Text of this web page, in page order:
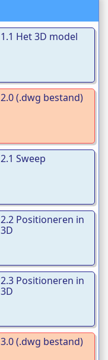
1.1 Het 3D model
2.0 (.dwg bestand)
2.1 Sweep
2.2 Positioneren in
3D
2.3 Positioneren in
3D
3.0 (.dwg bestand)